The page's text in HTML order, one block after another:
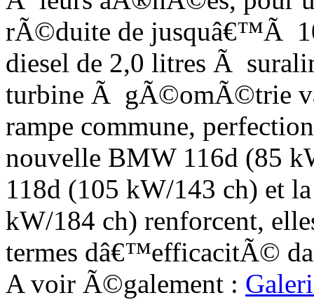
rÃ©duite de jusquâ€™Ã
diesel de 2,0 litres Ã
turbine Ã gÃ©omÃ©trie
rampe commune,
nouvelle BMW 116d (85
118d (105 kW/143 ch) et
kW/184 ch) renforcent,
termes dâ€™efficacitÃ©
A voir Ã©galement :